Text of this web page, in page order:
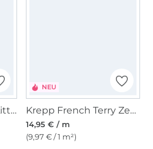
Krepp French Terry Little Leo, lachs
NEU
Krepp French Terry Zebra, flieder
14,95 € / m
(9,97 € / 1 m²)